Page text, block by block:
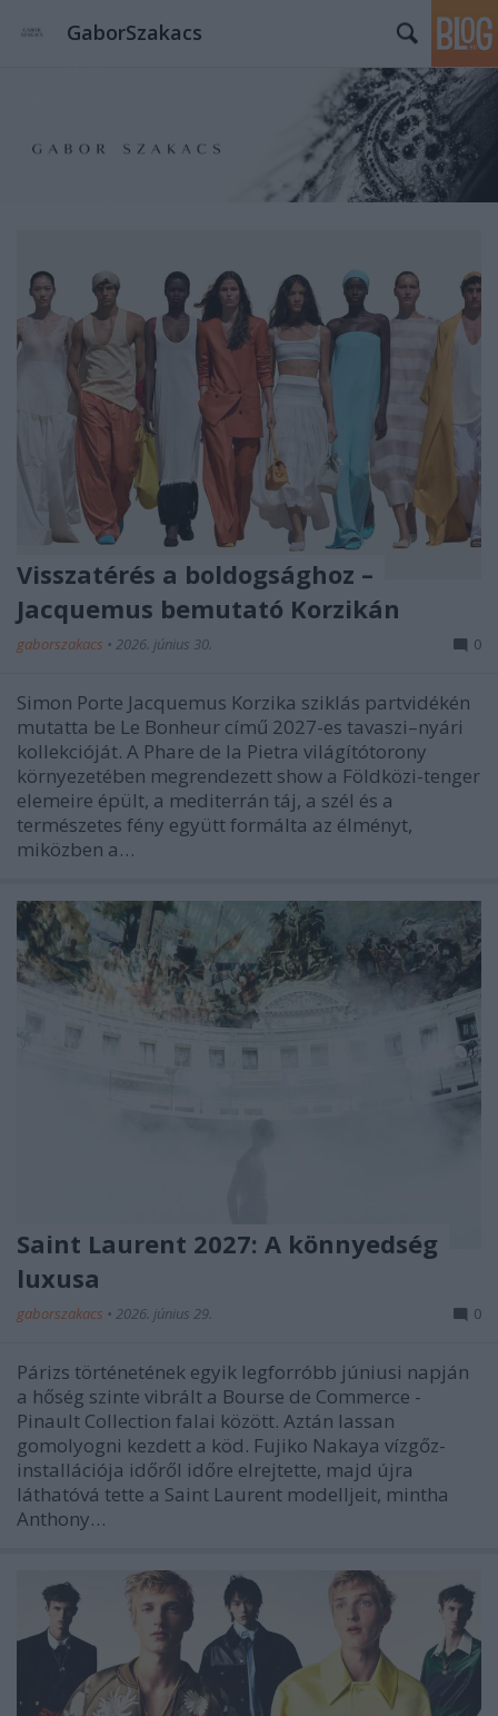
GaborSzakacs
Visszatérés a boldogsághoz –
Jacquemus bemutató Korzikán
gaborszakacs • 2026. június 30. 0
Simon Porte Jacquemus Korzika sziklás partvidékén
mutatta be Le Bonheur című 2027-es tavaszi–nyári
kollekcióját. A Phare de la Pietra világítótorony
környezetében megrendezett show a Földközi-tenger
elemeire épült, a mediterrán táj, a szél és a
természetes fény együtt formálta az élményt,
miközben a…
Saint Laurent 2027: A könnyedség
luxusa
gaborszakacs • 2026. június 29. 0
Párizs történetének egyik legforróbb júniusi napján
a hőség szinte vibrált a Bourse de Commerce -
Pinault Collection falai között. Aztán lassan
gomolyogni kezdett a köd. Fujiko Nakaya vízgőz-
installációja időről időre elrejtette, majd újra
láthatóvá tette a Saint Laurent modelljeit, mintha
Anthony…